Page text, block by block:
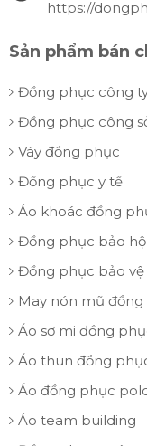
https://
Sản phẩm bán
Đồng phục công
Đồng phục công
Váy đồng phục
Đồng phục y tế
Áo khoác đồng
Đồng phục bảo
Đồng phục bảo vệ
May nón mũ
Áo sơ mi đồng
Áo thun đồng
Áo đồng phục
Áo team building